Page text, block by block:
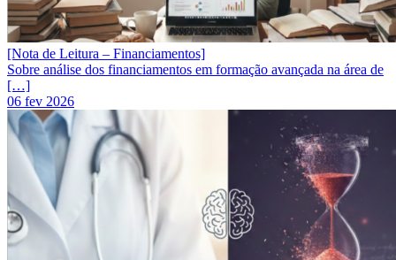
[Nota de Leitura – Financiamentos]
Sobre análise dos financiamentos em formação avançada na área de
[…]
06 fev 2026